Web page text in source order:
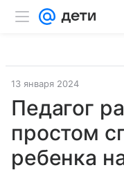
13 января 2024
Педагог
простом
ребенка